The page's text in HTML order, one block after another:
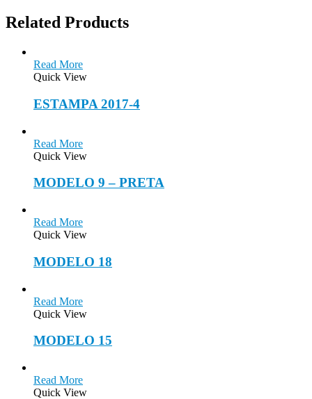
Related Products
Read More
Quick View
ESTAMPA 2017-4
Read More
Quick View
MODELO 9 – PRETA
Read More
Quick View
MODELO 18
Read More
Quick View
MODELO 15
Read More
Quick View